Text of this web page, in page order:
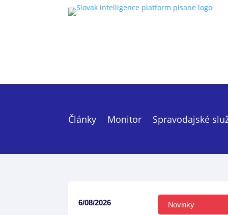
Články Monitor Spravodajské
6/08/2026
Novinky